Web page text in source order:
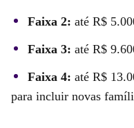
Faixa 2: até R$
Faixa 3: até R$
Faixa 4: até R$
para incluir novas